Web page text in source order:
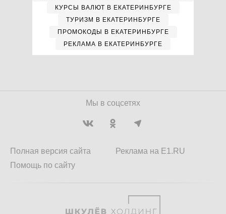
КУРСЫ ВАЛЮТ В ЕКАТЕРИНБУРГЕ
ТУРИЗМ В ЕКАТЕРИНБУРГЕ
ПРОМОКОДЫ В ЕКАТЕРИНБУРГЕ
РЕКЛАМА В ЕКАТЕРИНБУРГЕ
Мы в соцсетях
Полная версия сайта
Помощь по сайту
Реклама на E1.RU